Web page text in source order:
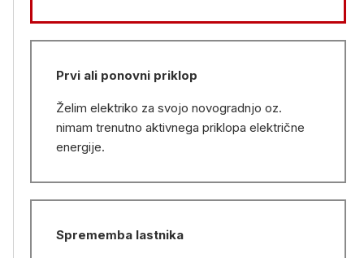
Prvi ali ponovni priklop
Želim elektriko za svojo novogradnjo oz.
nimam trenutno aktivnega priklopa električne
energije.
Sprememba lastnika